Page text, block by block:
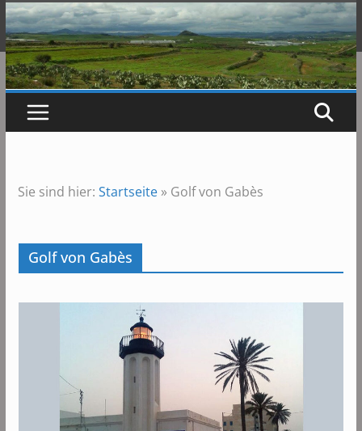
✓ Erlauben Datenschutzbedingungen
Sie sind hier: Startseite» Golf von Gabès
Golf von Gabès